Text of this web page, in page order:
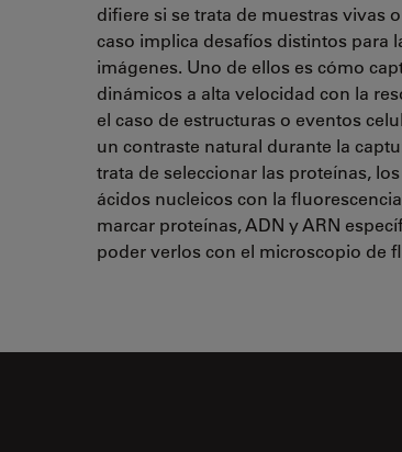
difiere si se trata de muestras vivas
caso implica desafíos distintos para
imágenes. Uno de ellos es cómo
dinámicos a alta velocidad con la
el caso de estructuras o eventos
un contraste natural durante la
trata de seleccionar las proteínas,
ácidos nucleicos con la
marcar proteínas, ADN y ARN
poder verlos con el microscopio de